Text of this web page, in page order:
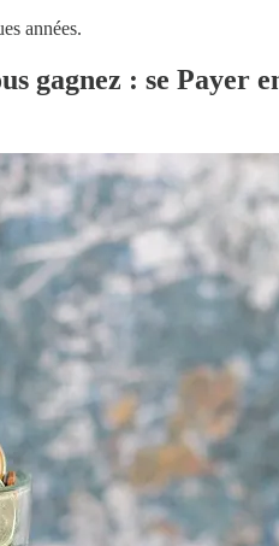
années.
gagnez : se Payer